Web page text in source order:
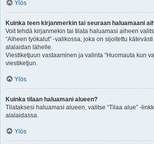
Ylös
Kuinka teen kirjanmerkin tai seuraan haluamaani
Voit tehdä kirjanmekin tai tilata haluamasi aiheen
“Aiheen työkalut” -valikossa, joka on sijoitettu
alalaidan lähelle.
Viestiketjuun vastaaminen ja valinta “Huomauta kun
viestiketjun.
Ylös
Kuinka tilaan haluamani alueen?
Tilataksesi haluamasi alueen, valitse “Tilaa alue” -
alalaidassa.
Ylös